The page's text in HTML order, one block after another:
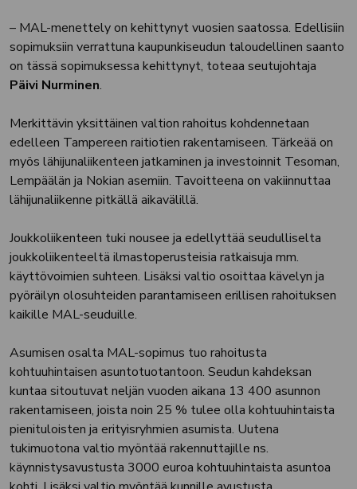
– MAL-menettely on kehittynyt vuosien saatossa. Edellisiin
sopimuksiin verrattuna kaupunkiseudun taloudellinen saanto
on tässä sopimuksessa kehittynyt, toteaa seutujohtaja
Päivi Nurminen.
Merkittävin yksittäinen valtion rahoitus kohdennetaan
edelleen Tampereen raitiotien rakentamiseen. Tärkeää on
myös lähijunaliikenteen jatkaminen ja investoinnit Tesoman,
Lempäälän ja Nokian asemiin. Tavoitteena on vakiinnuttaa
lähijunaliikenne pitkällä aikavälillä.
Joukkoliikenteen tuki nousee ja edellyttää seudulliselta
joukkoliikenteeltä ilmastoperusteisia ratkaisuja mm.
käyttövoimien suhteen. Lisäksi valtio osoittaa kävelyn ja
pyöräilyn olosuhteiden parantamiseen erillisen rahoituksen
kaikille MAL-seuduille.
Asumisen osalta MAL-sopimus tuo rahoitusta
kohtuuhintaisen asuntotuotantoon. Seudun kahdeksan
kuntaa sitoutuvat neljän vuoden aikana 13 400 asunnon
rakentamiseen, joista noin 25 % tulee olla kohtuuhintaista
pienituloisten ja erityisryhmien asumista. Uutena
tukimuotona valtio myöntää rakennuttajille ns.
käynnistysavustusta 3000 euroa kohtuuhintaista asuntoa